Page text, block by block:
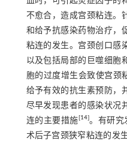
不愈合，造成宫颈粘连。
和给予抗感染药物治疗，
粘连的发生。宫颈创口感
以及包括局部的巨噬细胞
胞的过度增生会致使宫颈
给予有效的抗生素预防，
尽早发现患者的感染状况
连的主要措施 14] 。有研究
术后子宫颈狭窄粘连的发